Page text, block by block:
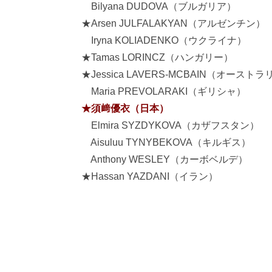
Bilyana DUDOVA（ブルガリア）
★Arsen JULFALAKYAN（アルゼンチン）
Iryna KOLIADENKO（ウクライナ）
★Tamas LORINCZ（ハンガリー）
★Jessica LAVERS-MCBAIN（オーストラ
Maria PREVOLARAKI（ギリシャ）
★須﨑優衣（日本）
Elmira SYZDYKOVA（カザフスタン）
Aisuluu TYNYBEKOVA（キルギス）
Anthony WESLEY（カーボベルデ）
★Hassan YAZDANI（イラン）